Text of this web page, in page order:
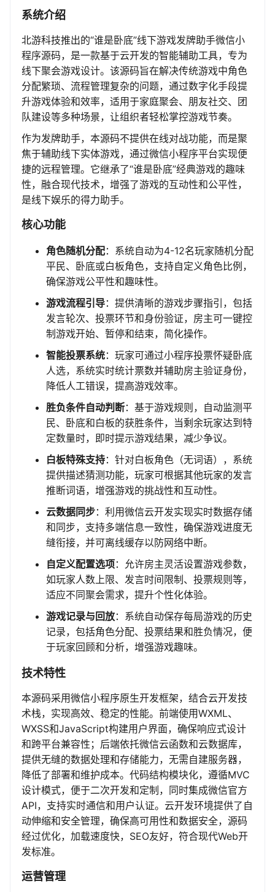
系统介绍
北游科技推出的“谁是卧底”线下游戏发牌助手微信小
程序源码，是一款基于云开发的智能辅助工具，专为
线下聚会游戏设计。该源码旨在解决传统游戏中角色
分配繁琐、流程管理复杂的问题，通过数字化手段提
升游戏体验和效率，适用于家庭聚会、朋友社交、团
队建设等多种场景，让组织者轻松掌控游戏节奏。
作为发牌助手，本源码不提供在线对战功能，而是聚
焦于辅助线下实体游戏，通过微信小程序平台实现便
捷的远程管理。它继承了“谁是卧底”经典游戏的趣味
性，融合现代技术，增强了游戏的互动性和公平性，
是线下娱乐的得力助手。
核心功能
角色随机分配：系统自动为4-12名玩家随机分配
平民、卧底或白板角色，支持自定义角色比例，
确保游戏公平性和趣味性。
游戏流程引导：提供清晰的游戏步骤指引，包括
发言轮次、投票环节和身份验证，房主可一键控
制游戏开始、暂停和结束，简化操作。
智能投票系统：玩家可通过小程序投票怀疑卧底
人选，系统实时统计票数并辅助房主验证身份，
降低人工错误，提高游戏效率。
胜负条件自动判断：基于游戏规则，自动监测平
民、卧底和白板的获胜条件，当剩余玩家达到特
定数量时，即时提示游戏结果，减少争议。
白板特殊支持：针对白板角色（无词语），系统
提供描述猜测功能，玩家可根据其他玩家的发言
推断词语，增强游戏的挑战性和互动性。
云数据同步：利用微信云开发实现实时数据存储
和同步，支持多端信息一致性，确保游戏进度无
缝衔接，并可离线缓存以防网络中断。
自定义配置选项：允许房主灵活设置游戏参数，
如玩家人数上限、发言时间限制、投票规则等，
适应不同聚会需求，提升个性化体验。
游戏记录与回放：系统自动保存每局游戏的历史
记录，包括角色分配、投票结果和胜负情况，便
于玩家回顾和分析，增强游戏趣味。
技术特性
本源码采用微信小程序原生开发框架，结合云开发技
术栈，实现高效、稳定的性能。前端使用WXML、
WXSS和JavaScript构建用户界面，确保响应式设计
和跨平台兼容性；后端依托微信云函数和云数据库，
提供无缝的数据处理和存储能力，无需自建服务器，
降低了部署和维护成本。代码结构模块化，遵循MVC
设计模式，便于二次开发和定制，同时集成微信官方
API，支持实时通信和用户认证。云开发环境提供了自
动伸缩和安全管理，确保高可用性和数据安全，源码
经过优化，加载速度快，SEO友好，符合现代Web开
发标准。
运营管理